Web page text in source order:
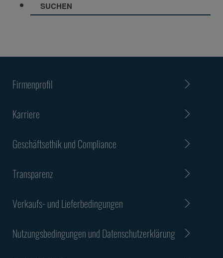
SUCHEN
Firmenprofil
Karriere
Geschäftsethik und Compliance
Transparenz
Verkaufs- und Lieferbedingungen
Nutzungsbedingungen und Datenschutzerklärung